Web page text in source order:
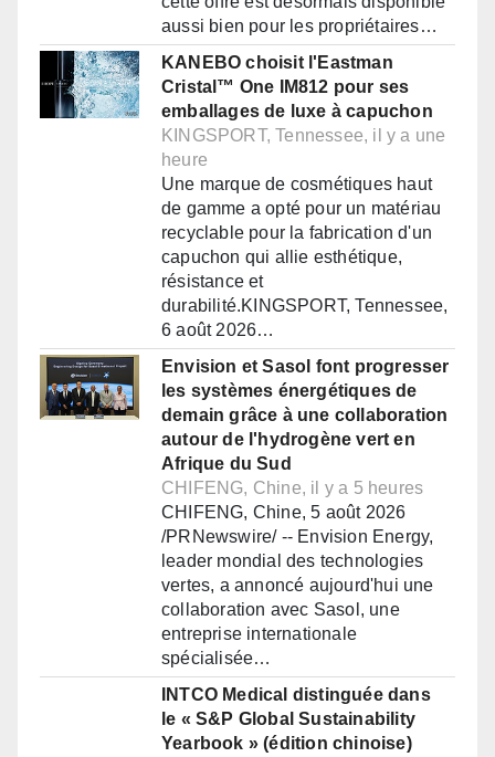
aussi bien pour les propriétaires…
KANEBO choisit l'Eastman
Cristal™ One IM812 pour ses
emballages de luxe à capuchon
KINGSPORT, Tennessee, il y a une
heure
Une marque de cosmétiques haut
de gamme a opté pour un matériau
recyclable pour la fabrication d'un
capuchon qui allie esthétique,
résistance et
durabilité.KINGSPORT, Tennessee,
6 août 2026…
Envision et Sasol font progresser
les systèmes énergétiques de
demain grâce à une collaboration
autour de l'hydrogène vert en
Afrique du Sud
CHIFENG, Chine, il y a 5 heures
CHIFENG, Chine, 5 août 2026
/PRNewswire/ -- Envision Energy,
leader mondial des technologies
vertes, a annoncé aujourd'hui une
collaboration avec Sasol, une
entreprise internationale
spécialisée…
INTCO Medical distinguée dans
le « S&P Global Sustainability
Yearbook » (édition chinoise)